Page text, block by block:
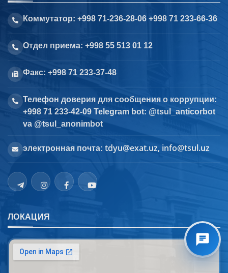
Коммутатор: +998 71-236-28-06 +998 71 233-66-36
Отдел приема: +998 55 513 01 12
Факс: +998 71 233-37-48
Телефон доверия для сообщения о коррупции:
+998 71 233-42-09 Telegram bot: @tsul_anticorbot
va @tsul_anonimbot
электронная почта: tdyu@exat.uz, info@tsul.uz
ЛОКАЦИЯ